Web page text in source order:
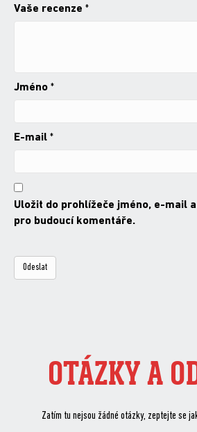
Vaše recenze *
Jméno *
E-mail *
Uložit do prohlížeče jméno, e-mail
pro budoucí komentáře.
OTÁZKY A
Zatím tu nejsou žádné otázky, zeptejte se